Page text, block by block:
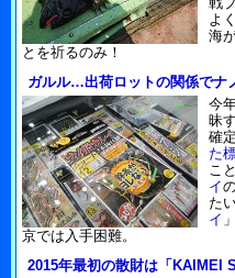
よ
海
とを祈るのみ！
ガルル…出荷ロットの関係でナ
今
昧
確
た
こ
イ
た
イ
京では入手困難。
2015年最初の散財は「KAIMEI